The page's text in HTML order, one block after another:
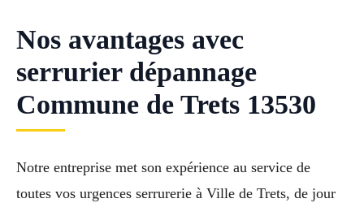
Nos avantages avec
serrurier dépannage
Commune de Trets 13530
Notre entreprise met son expérience au service de
toutes vos urgences serrurerie à Ville de Trets, de jour